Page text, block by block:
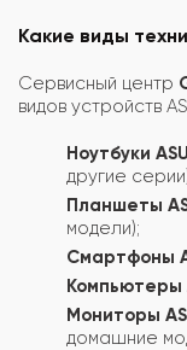
Какие виды
Сервисный центр
видов устройств
Ноутбуки
другие
Планшеты
модели);
Смартфоны
Компьютеры
Мониторы
домашние